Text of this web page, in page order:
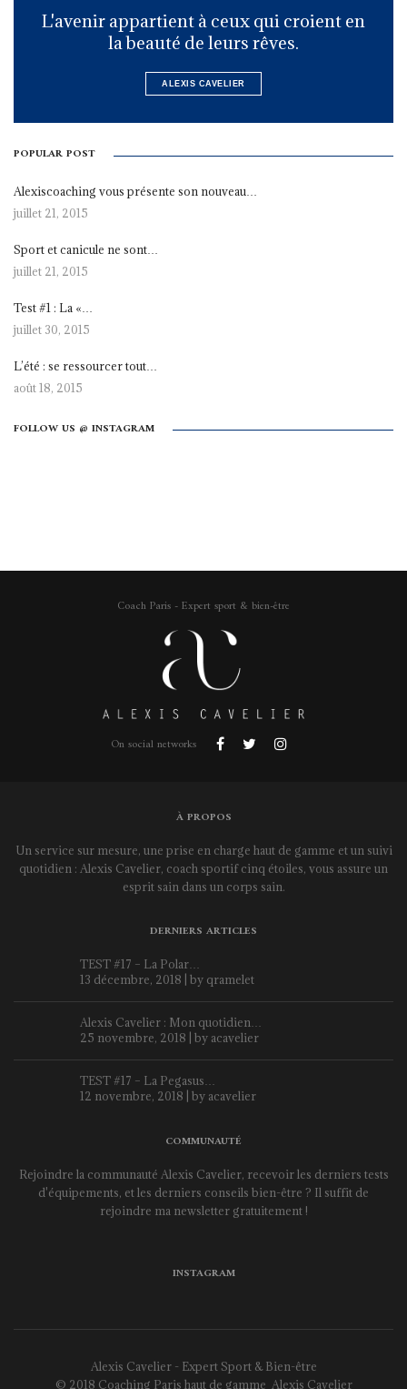
L'avenir appartient à ceux qui croient en
la beauté de leurs rêves.
ALEXIS CAVELIER
POPULAR POST
Alexiscoaching vous présente son nouveau…
juillet 21, 2015
Sport et canicule ne sont…
juillet 21, 2015
Test #1 : La «…
juillet 30, 2015
L’été : se ressourcer tout…
août 18, 2015
FOLLOW US @ INSTAGRAM
Coach Paris - Expert sport & bien-être
On social networks
À PROPOS
Un service sur mesure, une prise en charge haut de gamme et un suivi
quotidien : Alexis Cavelier, coach sportif cinq étoiles, vous assure un
esprit sain dans un corps sain.
DERNIERS ARTICLES
TEST #17 – La Polar…
13 décembre, 2018 | by qramelet
Alexis Cavelier : Mon quotidien…
25 novembre, 2018 | by acavelier
TEST #17 – La Pegasus…
12 novembre, 2018 | by acavelier
COMMUNAUTÉ
Rejoindre la communauté Alexis Cavelier, recevoir les derniers tests
d'équipements, et les derniers conseils bien-être ? Il suffit de
rejoindre ma newsletter gratuitement !
INSTAGRAM
Alexis Cavelier - Expert Sport & Bien-être
© 2018 Coaching Paris haut de gamme Alexis Cavelier